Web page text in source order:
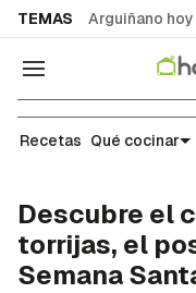
TEMAS Arguiñano hoy
Navegación
Noticias y
Recetas Qué cocinar
Descubre el
torrijas, el
Semana